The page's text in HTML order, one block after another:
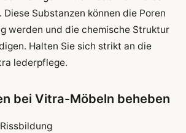
Substanzen können die Poren
werden und die chemische Struktur
Halten Sie sich strikt an die
lederpflege.
bei Vitra-Möbeln beheben